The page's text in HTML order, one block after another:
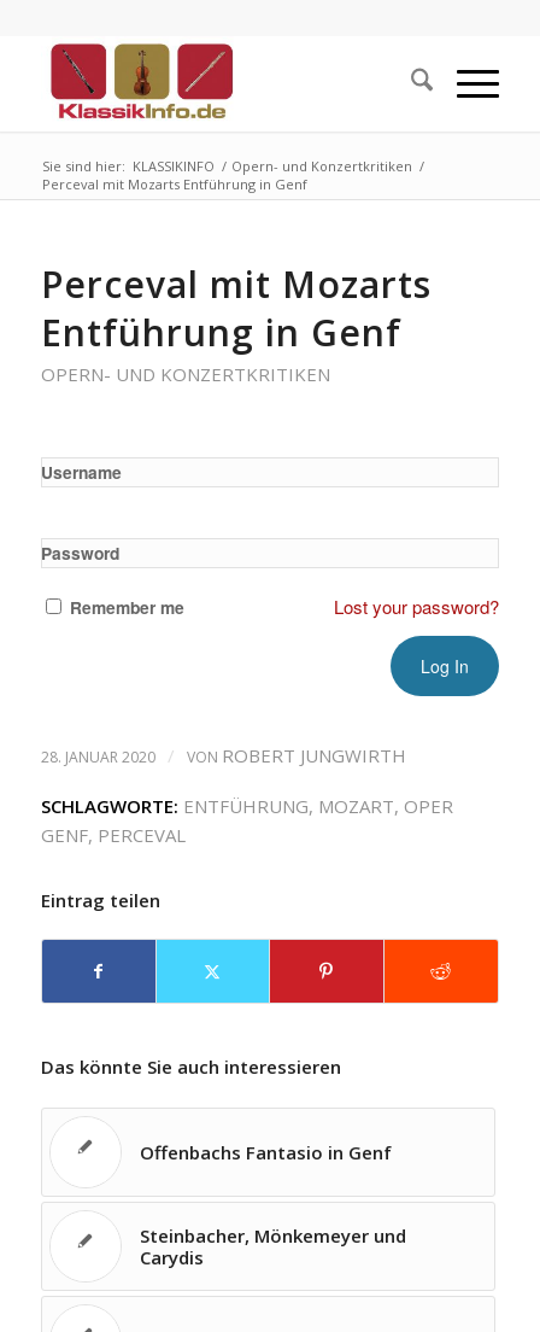
Sie sind hier: KLASSIKINFO / Opern- und Konzertkritiken /
Perceval mit Mozarts Entführung in Genf
Perceval mit Mozarts
Entführung in Genf
OPERN- UND KONZERTKRITIKEN
Username
Password
Remember me Lost your password?
28. JANUAR 2020 / VON ROBERT JUNGWIRTH
SCHLAGWORTE: ENTFÜHRUNG, MOZART, OPER
GENF, PERCEVAL
Eintrag teilen
Das könnte Sie auch interessieren
Offenbachs Fantasio in Genf
Steinbacher, Mönkemeyer und
Carydis